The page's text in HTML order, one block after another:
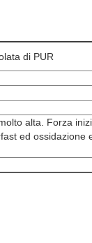
di PUR
alta. Forza
ed ossidazione